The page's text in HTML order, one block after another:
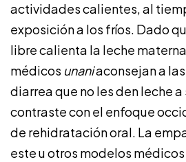
actividades calientes, al
exposición a los fríos. Dado
libre calienta la leche
médicos unaniaconsejan a
diarrea que no les den leche a
contraste con el enfoque
de rehidratación oral. La
este u otros modelos